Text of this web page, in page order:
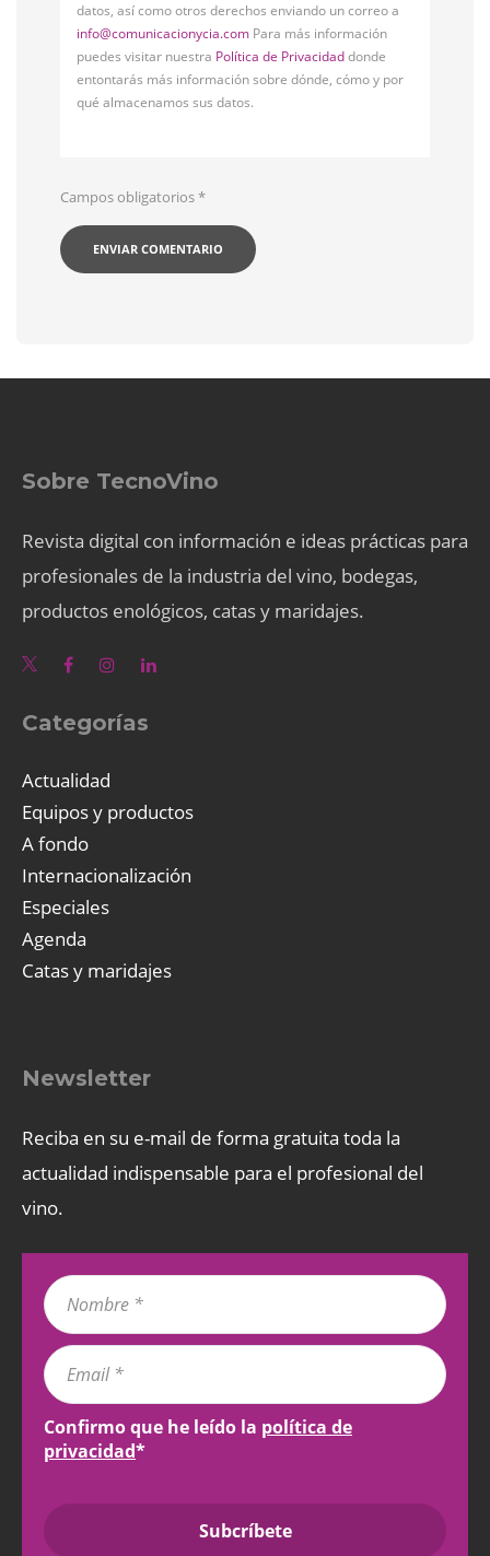
datos, así como otros derechos enviando un correo a
info@comunicacionycia.com Para más información
puedes visitar nuestra Política de Privacidaddonde
entontarás más información sobre dónde, cómo y por
qué almacenamos sus datos.
Campos obligatorios*
Sobre TecnoVino
Revista digital con información e ideas prácticas para
profesionales de la industria del vino, bodegas,
productos enológicos, catas y maridajes.
Categorías
Actualidad
Equipos y productos
A fondo
Internacionalización
Especiales
Agenda
Catas y maridajes
Newsletter
Reciba en su e-mail de forma gratuita toda la
actualidad indispensable para el profesional del
vino.
Confirmo que he leído la política de
privacidad*